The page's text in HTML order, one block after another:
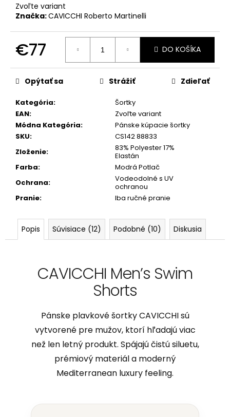
Zvoľte variant
Značka:CAVICCHI Roberto Martinelli
€77
cena:
DO KOŠÍKA
Kategória:
Šortky
EAN:
Zvoľte variant
Módna Kategória:
Pánske kúpacie šortky
SKU:
CS142 88833
Zloženie:
83% Polyester 17%
Elastán
Farba:
Modrá Potlač
Ochrana:
Vodeodolné s UV
ochranou
Pranie: Iba ručné pranie
Opýtať sa Strážiť Zdieľať
Popis Súvisiace (12) Podobné (10) Diskusia
CAVICCHI Men’s Swim
Shorts
Pánske plavkové šortky CAVICCHI sú
vytvorené pre mužov, ktorí hľadajú viac
než len letný produkt. Spájajú čistú siluetu,
prémiový materiál a moderný
Mediterranean luxury feeling.